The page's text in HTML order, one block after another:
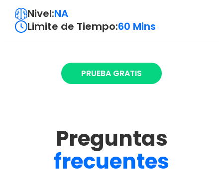
Nivel:NA
Limite de Tiempo:60 Mins
PRUEBA GRATIS
Preguntas
frecuentes